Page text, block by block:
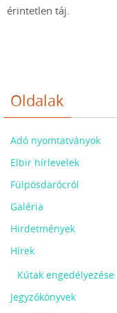
érintetlen táj.
Oldalak
Adó nyomtatványok
Elbir hírlevelek
Fülpösdarócról
Galéria
Hirdetmények
Hírek
Kútak engedélyezése
Jegyzőkönyvek